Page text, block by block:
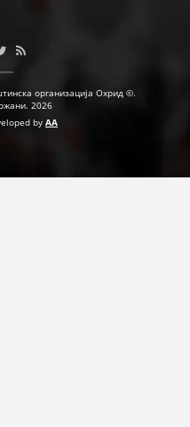
организација Охрид ©.
2026
by AA